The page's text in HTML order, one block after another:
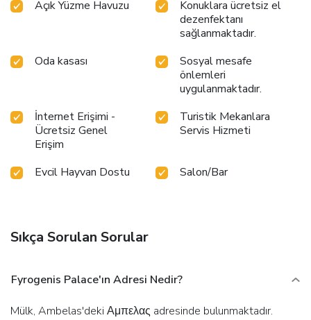
Açık Yüzme Havuzu
Konuklara ücretsiz el
dezenfektanı
sağlanmaktadır.
Oda kasası
Sosyal mesafe
önlemleri
uygulanmaktadır.
İnternet Erişimi -
Ücretsiz Genel
Erişim
Turistik Mekanlara
Servis Hizmeti
Evcil Hayvan Dostu Salon/Bar
Sıkça Sorulan Sorular
Fyrogenis Palace'ın Adresi Nedir?
Mülk, Ambelas'deki Αμπελας adresinde bulunmaktadır.